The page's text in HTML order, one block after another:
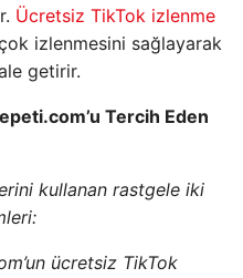
Ücretsiz TikTok izlenme
izlenmesini sağlayarak
getirir.
Tercih Eden
kullanan rastgele iki
ücretsiz TikTok